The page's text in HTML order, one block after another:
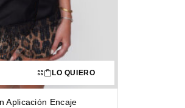
LO QUIERO
Aplicación Encaje